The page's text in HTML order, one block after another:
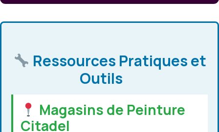
Ressources Pratiques et
Outils
Magasins de Peinture
Citadel